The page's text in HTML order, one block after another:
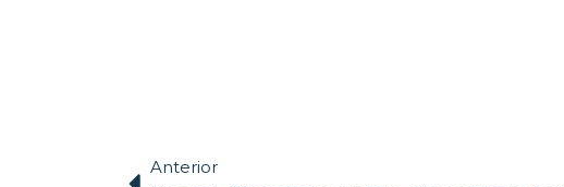
Anterior